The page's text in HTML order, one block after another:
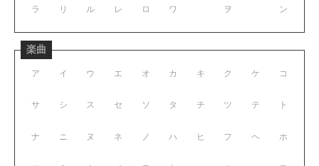
ラ リ ル レ ロ ワ ヲ ン
楽曲
ア イ ウ エ オ
サ シ ス セ ソ
ナ ニ ヌ ネ ノ
カ キ ク ケ コ
タ チ ツ テ ト
ハ ヒ フ ヘ ホ